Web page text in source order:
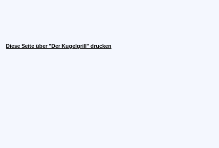
Diese Seite über "Der Kugelgrill" drucken